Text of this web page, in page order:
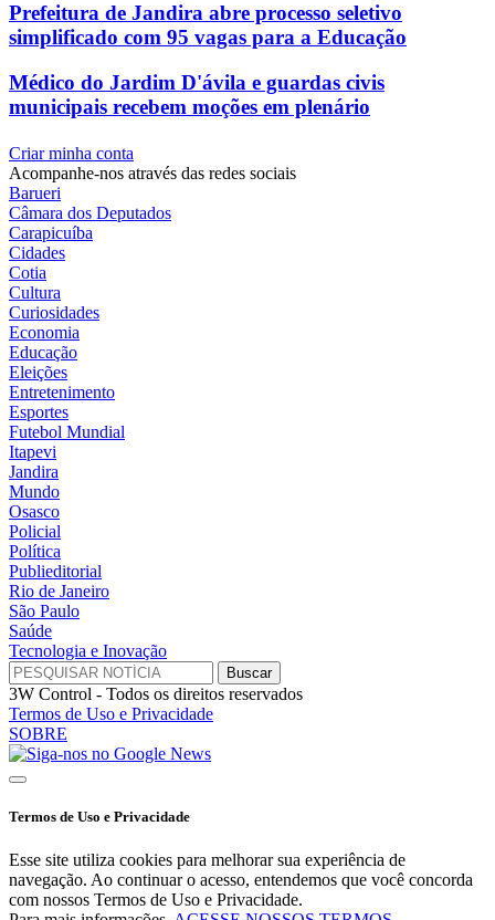
Prefeitura de Jandira abre processo seletivo
simplificado com 95 vagas para a Educação
Médico do Jardim D'ávila e guardas civis
municipais recebem moções em plenário
Criar minha conta
Acompanhe-nos através das redes sociais
Barueri
Câmara dos Deputados
Carapicuíba
Cidades
Cotia
Cultura
Curiosidades
Economia
Educação
Eleições
Entretenimento
Esportes
Futebol Mundial
Itapevi
Jandira
Mundo
Osasco
Policial
Política
Publieditorial
Rio de Janeiro
São Paulo
Saúde
Tecnologia e Inovação
3W Control - Todos os direitos reservados
Termos de Uso e Privacidade
SOBRE
Termos de Uso e Privacidade
Esse site utiliza cookies para melhorar sua experiência de
navegação. Ao continuar o acesso, entendemos que você concorda
com nossos Termos de Uso e Privacidade.